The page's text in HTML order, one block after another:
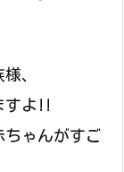
、
すよ!!
ちゃんがすご